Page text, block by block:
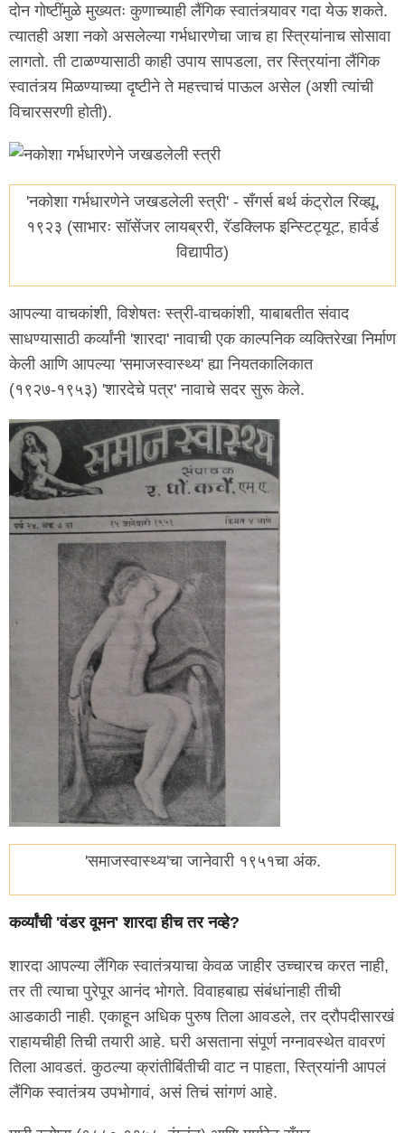
दोन गोष्टींमुळे मुख्यतः कुणाच्याही लैंगिक स्वातंत्र्यावर गदा येऊ शकते.
त्यातही अशा नको असलेल्या गर्भधारणेचा जाच हा स्त्रियांनाच सोसावा
लागतो. ती टाळण्यासाठी काही उपाय सापडला, तर स्त्रियांना लैंगिक
स्वातंत्र्य मिळण्याच्या दृष्टीने ते महत्त्वाचं पाऊल असेल (अशी त्यांची
विचारसरणी होती).
'नकोशा गर्भधारणेने जखडलेली स्त्री' - सँगर्स बर्थ कंट्रोल रिव्ह्यू,
१९२३ (साभारः सॉसेंजर लायब्ररी, रॅडक्लिफ इन्स्टिट्यूट, हार्वर्ड
विद्यापीठ)
आपल्या वाचकांशी, विशेषतः स्त्री-वाचकांशी, याबाबतीत संवाद
साधण्यासाठी कर्व्यांनी 'शारदा' नावाची एक काल्पनिक व्यक्तिरेखा निर्माण
केली आणि आपल्या 'समाजस्वास्थ्य' ह्या नियतकालिकात
(१९२७-१९५३) 'शारदेचे पत्र' नावाचे सदर सुरू केले.
'समाजस्वास्थ्य'चा जानेवारी १९५१चा अंक.
कर्व्यांची 'वंडर वूमन' शारदा हीच तर नव्हे?
शारदा आपल्या लैंगिक स्वातंत्र्याचा केवळ जाहीर उच्चारच करत नाही,
तर ती त्याचा पुरेपूर आनंद भोगते. विवाहबाह्य संबंधांनाही तीची
आडकाठी नाही. एकाहून अधिक पुरुष तिला आवडले, तर द्रौपदीसारखं
राहायचीही तिची तयारी आहे. घरी असताना संपूर्ण नग्नावस्थेत वावरणं
तिला आवडतं. कुठल्या क्रांतीबिंतीची वाट न पाहता, स्त्रियांनी आपलं
लैंगिक स्वातंत्र्य उपभोगावं, असं तिचं सांगणं आहे.